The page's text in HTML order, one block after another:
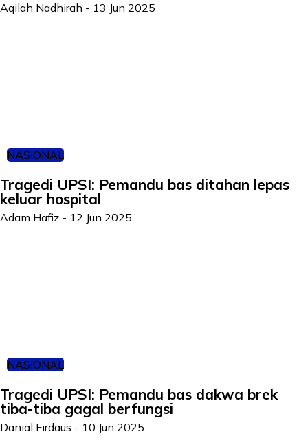
Aqilah Nadhirah - 13 Jun 2025
NASIONAL
Tragedi UPSI: Pemandu bas ditahan lepas
keluar hospital
Adam Hafiz - 12 Jun 2025
NASIONAL
Tragedi UPSI: Pemandu bas dakwa brek
tiba-tiba gagal berfungsi
Danial Firdaus - 10 Jun 2025